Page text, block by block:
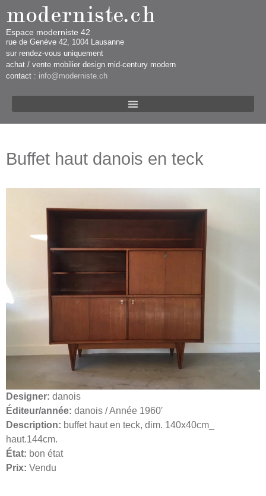
Espace moderniste 42
rue d​​​​e Genève 42, 1004 Lausanne​​
sur rendez-vous uniquement ​​​
​achat / vente mobilier design mid-century modern
contact : info@moderniste.ch
Buffet haut danois en teck
Designer: danois
Éditeur/année: danois / Année 1960′
Description: buffet haut en teck, dim. 140x40cm_
haut.144cm.
État: bon état
Prix: Vendu